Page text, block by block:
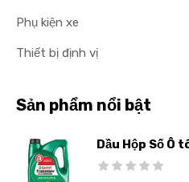
Phụ kiện xe
Thiết bị định vị
Sản phẩm nổi bật
Dầu Hộp Số Ô